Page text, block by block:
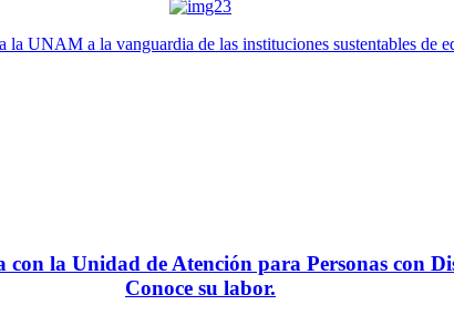
la UNAM a la vanguardia de las instituciones sustentables de
la Unidad de Atención para Personas con
Conoce su labor.